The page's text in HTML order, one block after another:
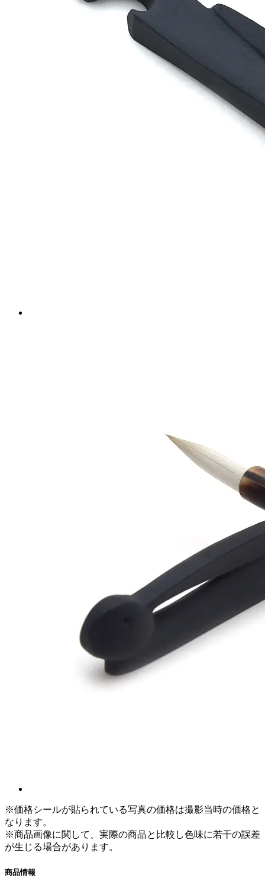
※価格シールが貼られている写真の価格は撮影当時の価格と
なります。
※商品画像に関して、実際の商品と比較し色味に若干の誤差
が生じる場合があります。
商品情報